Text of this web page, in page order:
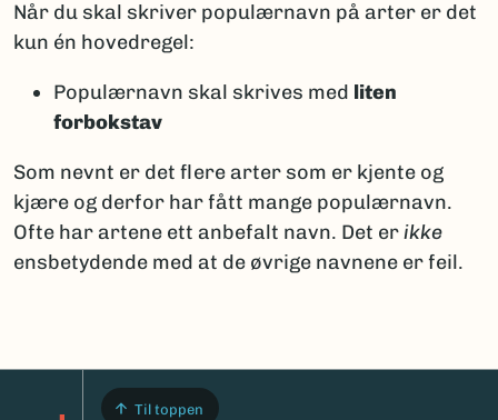
Når du skal skriver populærnavn på arter er det
kun én hovedregel:
Populærnavn skal skrives med liten
forbokstav
Som nevnt er det flere arter som er kjente og
kjære og derfor har fått mange populærnavn.
Ofte har artene ett anbefalt navn. Det erikke
ensbetydende med at de øvrige navnene er feil.
Til toppen